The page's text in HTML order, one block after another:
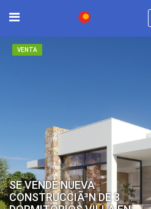
VENTA
SE VENDE NUEVA
CONSTRUCCIÃ³N DE 3